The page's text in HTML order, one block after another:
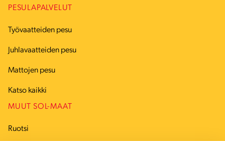
PESULAPALVELUT
Työvaatteiden pesu
Juhlavaatteiden pesu
Mattojen pesu
Katso kaikki
MUUT SOL-MAAT
Ruotsi